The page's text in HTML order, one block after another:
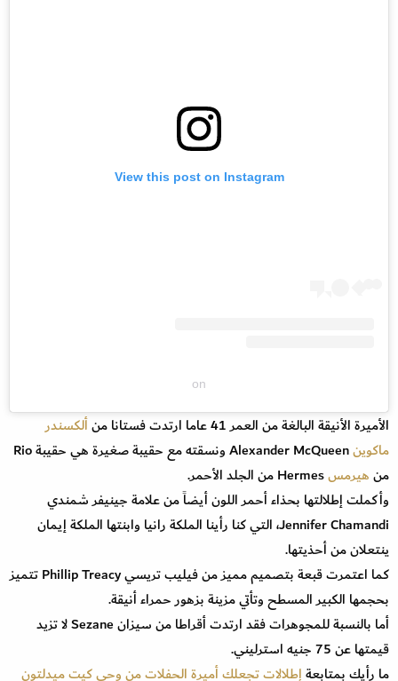
View this post on Instagram
on
الأميرة الأنيقة البالغة من العمر 41 عاما ارتدت فستانا منألكسندر
ماكوين
Alexander McQueen ونسقته مع حقيبة صغيرة هي حقيبة Rio
منهيرمس
وأكملت إطلالتها بحذاء أحمر اللون أيضاً من علامة جينيفر شمندي
Jennifer Chamandi، التي كنا رأينا الملكة رانيا وابنتها الملكة إيمان
ينتعلان من أحذيتها.
كما اعتمرت قبعة بتصميم مميز من فيليب تريسي Phillip Treacy تتميز
بحجمها الكبير المسطح وتأتي مزينة بزهور حمراء أنيقة.
أما بالنسبة للمجوهرات فقد ارتدت أقراطا من سيزان Sezane لا تزيد
قيمتها عن 75 جنيه استرليني.
ما رأيك بمتابعةإطلالات تجعلك أميرة الحفلات من وحي كيت ميدلتون